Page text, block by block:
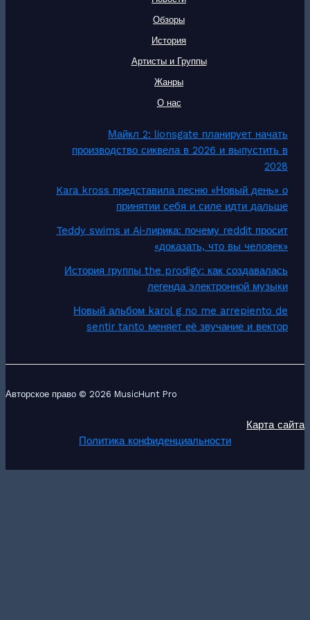
Обзоры
История
Артисты и Группы
Жанры
О нас
Майкл 2: lionsgate планирует начать
производство сиквела в 2026 и выпустить в
2028
Kara kross представила песню «Новый день» о
принятии себя и силе идти дальше
Teddy swims и Ai‑лирика: почему reddit просит
«доказать, что вы человек»
История группы the prodigy: как создавалась
легенда электронной музыки
Новый альбом karol g no me arrepiento de
sentir tanto меняет её звучание и вектор
Авторское право © 2026 MusicHunt Pro
Карта сайта
Политика конфиденциальности